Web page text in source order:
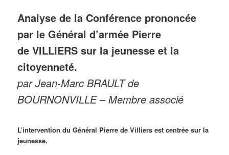
Analyse de la Conférence prononcée
par le Général d’armée Pierre
de VILLIERS sur la jeunesse et la
citoyenneté.
par Jean-Marc BRAULT de
BOURNONVILLE– Membre associé
L’intervention du Général Pierre de Villiers est centrée sur la
jeunesse.